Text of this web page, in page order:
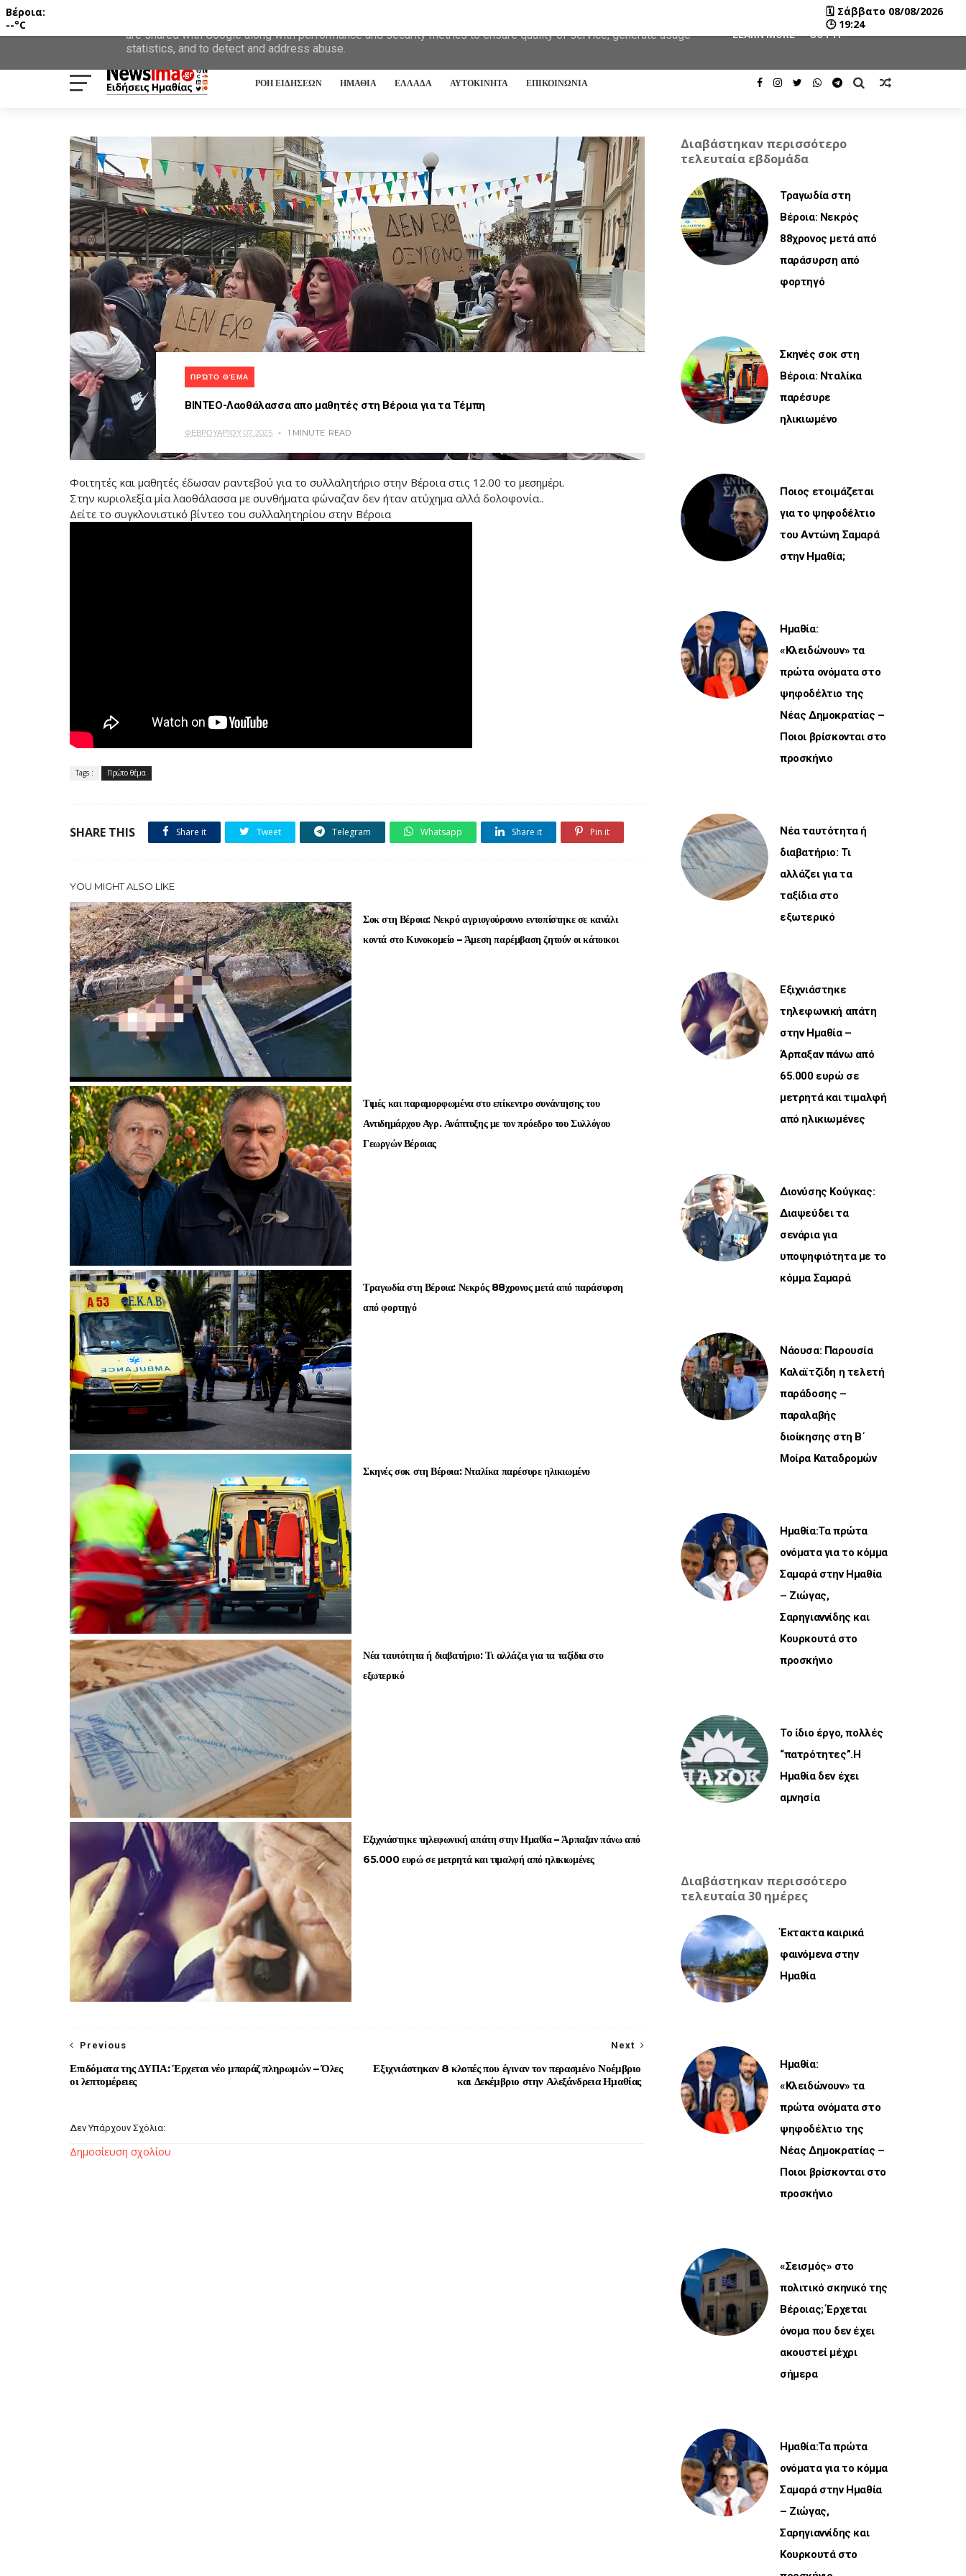
ΡΟΗ ΕΙΔΗΣΕΩΝ ΗΜΑΘΙΑ ΕΛΛΑΔΑ ΑΥΤΟΚΙΝΗΤΑ ΕΠΙΚΟΙΝΩΝΙΑ
ΠΡΏΤΟ ΘΈΜΑ
ΒΙΝΤΕΟ-Λαοθάλασσα απο μαθητές στη Βέροια για τα Τέμπη
ΦΕΒΡΟΥΑΡΊΟΥ 07, 2025 1 MINUTE READ
Φοιτητές και μαθητές έδωσαν ραντεβού για το συλλαλητήριο στην Βέροια στις 12.00 το μεσημέρι.
Στην κυριολεξία μία λαοθάλασσα με συνθήματα φώναζαν δεν ήταν ατύχημα αλλά δολοφονία..
Δείτε το συγκλονιστικό βίντεο του συλλαλητηρίου στην Βέροια
Tags : Πρώτο θέμα
SHARE THIS Share it Tweet Telegram Whatsapp Share it Pin it
YOU MIGHT ALSO LIKE
Σοκ στη Βέροια: Νεκρό αγριογούρουνο εντοπίστηκε σε κανάλι
κοντά στο Κυνοκομείο – Άμεση παρέμβαση ζητούν οι κάτοικοι
Τιμές και παραμορφωμένα στο επίκεντρο συνάντησης του
Αντιδημάρχου Αγρ. Ανάπτυξης με τον πρόεδρο του Συλλόγου
Γεωργών Βέροιας
Τραγωδία στη Βέροια: Νεκρός 88χρονος μετά από παράσυρση
από φορτηγό
Σκηνές σοκ στη Βέροια: Νταλίκα παρέσυρε ηλικιωμένο
Νέα ταυτότητα ή διαβατήριο: Τι αλλάζει για τα ταξίδια στο
εξωτερικό
Εξιχνιάστηκε τηλεφωνική απάτη στην Ημαθία – Άρπαξαν πάνω από
65.000 ευρώ σε μετρητά και τιμαλφή από ηλικιωμένες
Next
Εξιχνιάστηκαν 8 κλοπές που έγιναν τον περασμένο Νοέμβριο
και Δεκέμβριο στην Αλεξάνδρεια Ημαθίας
Previous
Επιδόματα της ΔΥΠΑ: Έρχεται νέο μπαράζ πληρωμών – Όλες
οι λεπτομέρειες
Δεν Υπάρχουν Σχόλια:
Δημοσίευση σχολίου
Διαβάστηκαν περισσότερο
τελευταία εβδομάδα
Τραγωδία στη
Βέροια: Νεκρός
88χρονος μετά από
παράσυρση από
φορτηγό
Σκηνές σοκ στη
Βέροια: Νταλίκα
παρέσυρε
ηλικιωμένο
Ποιος ετοιμάζεται
για το ψηφοδέλτιο
του Αντώνη Σαμαρά
στην Ημαθία;
Ημαθία:
«Κλειδώνουν» τα
πρώτα ονόματα στο
ψηφοδέλτιο της
Νέας Δημοκρατίας –
Ποιοι βρίσκονται στο
προσκήνιο
Νέα ταυτότητα ή
διαβατήριο: Τι
αλλάζει για τα
ταξίδια στο
εξωτερικό
Εξιχνιάστηκε
τηλεφωνική απάτη
στην Ημαθία –
Άρπαξαν πάνω από
65.000 ευρώ σε
μετρητά και τιμαλφή
από ηλικιωμένες
Διονύσης Κούγκας:
Διαψεύδει τα
σενάρια για
υποψηφιότητα με το
κόμμα Σαμαρά
Νάουσα: Παρουσία
Καλαϊτζίδη η τελετή
παράδοσης –
παραλαβής
διοίκησης στη Β΄
Μοίρα Καταδρομών
Ημαθία:Τα πρώτα
ονόματα για το κόμμα
Σαμαρά στην Ημαθία
– Ζιώγας,
Σαρηγιαννίδης και
Κουρκουτά στο
προσκήνιο
Το ίδιο έργο, πολλές
“πατρότητες”.Η
Ημαθία δεν έχει
αμνησία
Διαβάστηκαν περισσότερο
τελευταία 30 ημέρες
Έκτακτα καιρικά
φαινόμενα στην
Ημαθία
Ημαθία:
«Κλειδώνουν» τα
πρώτα ονόματα στο
ψηφοδέλτιο της
Νέας Δημοκρατίας –
Ποιοι βρίσκονται στο
προσκήνιο
«Σεισμός» στο
πολιτικό σκηνικό της
Βέροιας; Έρχεται
όνομα που δεν έχει
ακουστεί μέχρι
σήμερα
Ημαθία:Τα πρώτα
ονόματα για το κόμμα
Σαμαρά στην Ημαθία
– Ζιώγας,
Σαρηγιαννίδης και
Κουρκουτά στο
Βέροια:
--°C
🗓 Σάββατο 08/08/2026
🕒 19:24
are shared with Google along with performance and security metrics to ensure quality of service, generate usage
statistics, and to detect and address abuse.
LEARN MORE GOT IT